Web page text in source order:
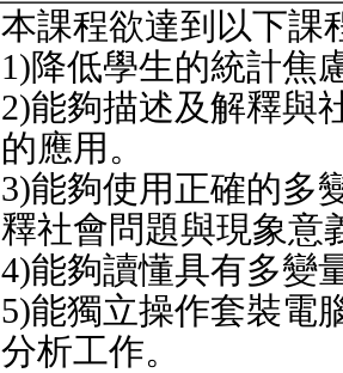
本課程欲達到以下課
1)降低學生的統計焦
2)能夠描述及解釋與
的應用。
3)能夠使用正確的多
釋社會問題與現象意
4)能夠讀懂具有多變
5)能獨立操作套裝電
分析工作。